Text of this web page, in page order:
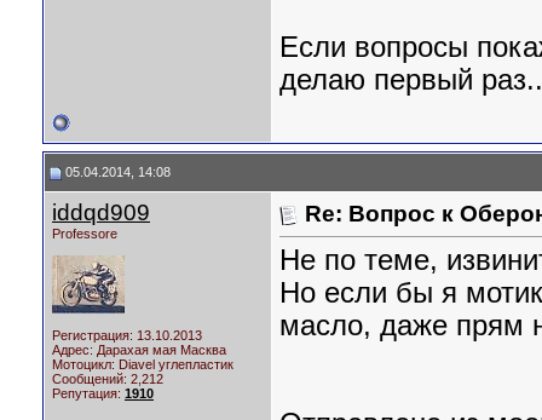
Если вопросы
делаю первый
05.04.2014, 14:08
iddqd909
Professore
Регистрация: 13.10.2013
Адрес: Дарахая мая Масква
Мотоцикл: Diavel углепластик
Сообщений: 2,212
Репутация: 1910
Re: Вопрос к
Не по теме,
Но если бы я
масло, даже прям